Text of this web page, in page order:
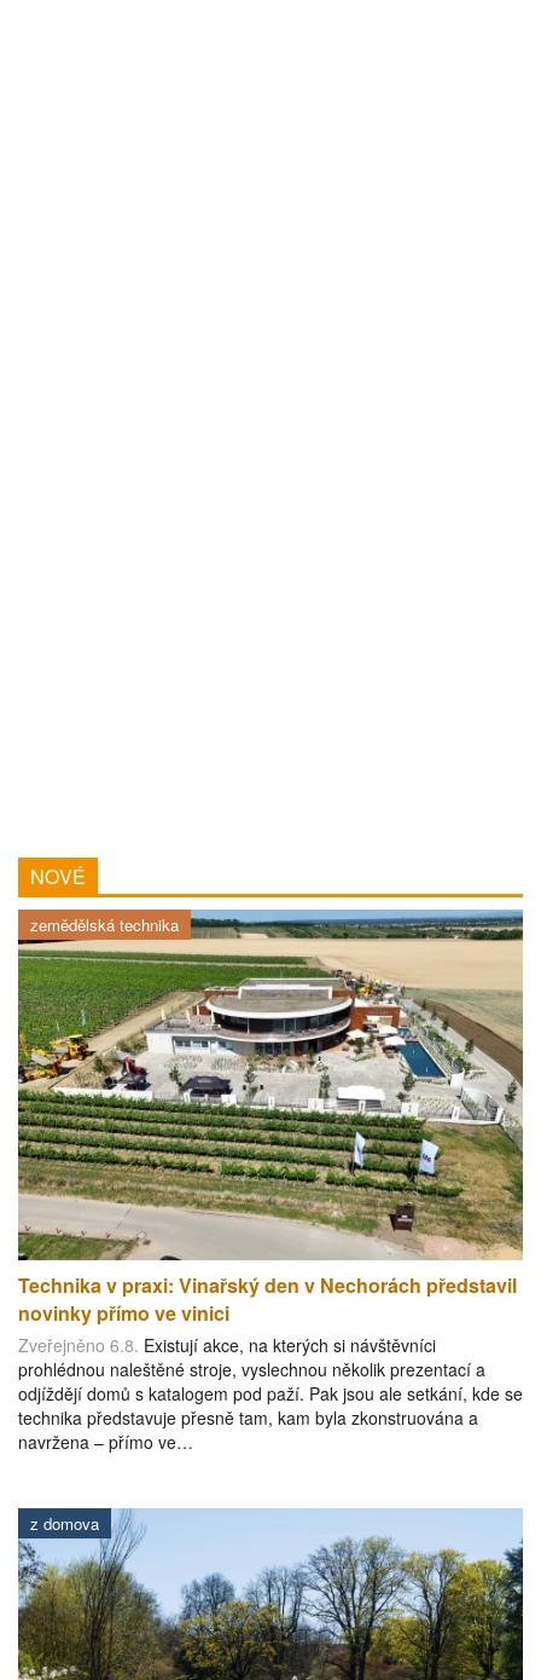
NOVÉ
zemědělská technika
Technika v praxi: Vinařský den v Nechorách představil
novinky přímo ve vinici
Zveřejněno 6.8. Existují akce, na kterých si návštěvníci
prohlédnou naleštěné stroje, vyslechnou několik prezentací a
odjíždějí domů s katalogem pod paží. Pak jsou ale setkání, kde se
technika představuje přesně tam, kam byla zkonstruována a
navržena – přímo ve…
z domova